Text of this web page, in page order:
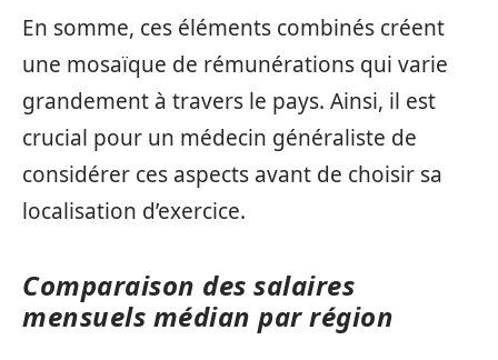
En somme, ces éléments combinés créent
une mosaïque de rémunérations qui varie
grandement à travers le pays. Ainsi, il est
crucial pour un médecin généraliste de
considérer ces aspects avant de choisir sa
localisation d’exercice.
Comparaison des salaires
mensuels médian par région